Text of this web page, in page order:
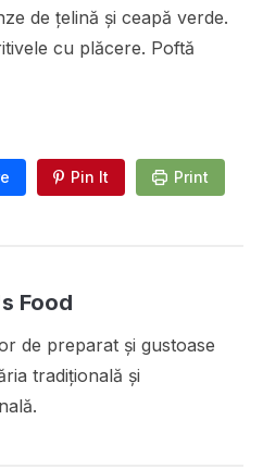
de țelină și ceapă verde.
cu plăcere. Poftă
Pin It Print
Food
de preparat și gustoase
tradițională și